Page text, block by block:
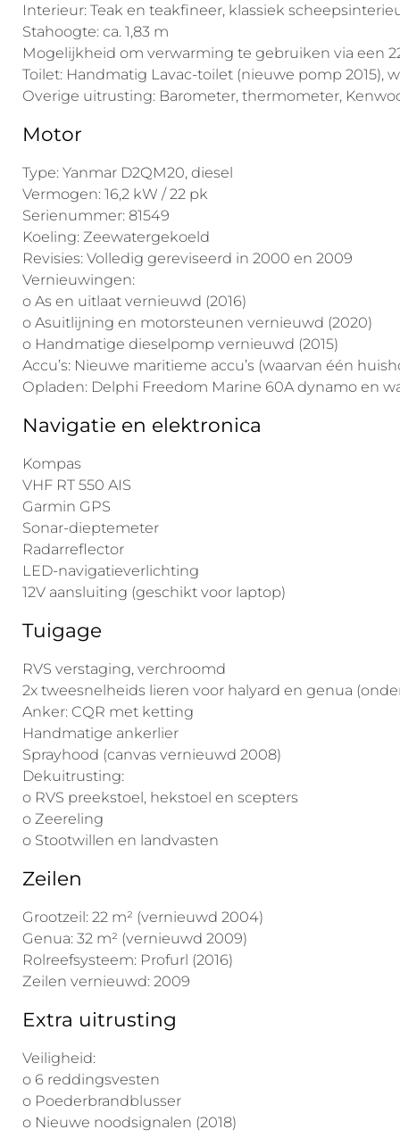
Interieur: Teak en teakfineer, klassiek
Stahoogte: ca. 1,83 m
Mogelijkheid om verwarming te gebruiken via een
Toilet: Handmatig Lavac-toilet (nieuwe pomp
Overige uitrusting: Barometer, thermometer,
Motor
Type: Yanmar D2QM20, diesel
Vermogen: 16,2 kW / 22 pk
Serienummer: 81549
Koeling: Zeewatergekoeld
Revisies: Volledig gereviseerd in 2000 en 2009
Vernieuwingen:
o As en uitlaat vernieuwd (2016)
o Asuitlijning en motorsteunen vernieuwd (2020)
o Handmatige dieselpomp vernieuwd (2015)
Accu’s: Nieuwe maritieme accu’s (waarvan één
Opladen: Delphi Freedom Marine 60A dynamo en
Navigatie en elektronica
Kompas
VHF RT 550 AIS
Garmin GPS
Sonar-dieptemeter
Radarreflector
LED-navigatieverlichting
12V aansluiting (geschikt voor laptop)
Tuigage
RVS verstaging, verchroomd
2x tweesnelheids lieren voor halyard en genua
Anker: CQR met ketting
Handmatige ankerlier
Sprayhood (canvas vernieuwd 2008)
Dekuitrusting:
o RVS preekstoel, hekstoel en scepters
o Zeereling
o Stootwillen en landvasten
Zeilen
Grootzeil: 22 m² (vernieuwd 2004)
Genua: 32 m² (vernieuwd 2009)
Rolreefsysteem: Profurl (2016)
Zeilen vernieuwd: 2009
Extra uitrusting
Veiligheid:
o 6 reddingsvesten
o Poederbrandblusser
o Nieuwe noodsignalen (2018)